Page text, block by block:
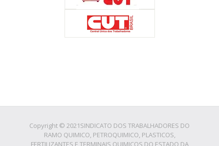
Copyright © 2021SINDICATO DOS TRABALHADORES DO
RAMO QUIMICO, PETROQUIMICO, PLASTICOS,
FERTILIZANTES E TERMINAIS QUIMICOS DO ESTADO DA